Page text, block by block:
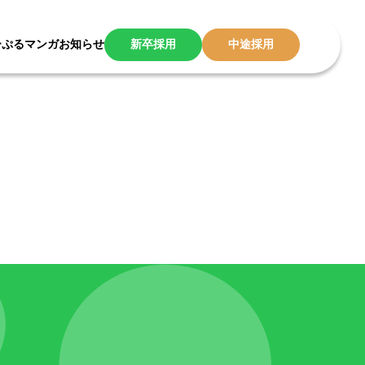
るマンガお知らせ 新卒採用 中途採用